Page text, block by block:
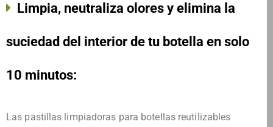
Limpia, neutraliza olores y elimina la
suciedad del interior de tu botella en solo
10 minutos:
Las pastillas limpiadoras para botellas reutilizables